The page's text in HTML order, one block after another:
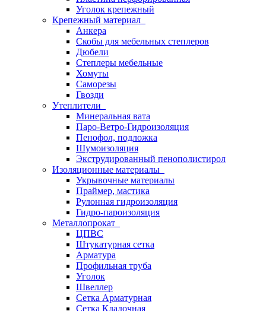
Уголок крепежный
Крепежный материал
Анкера
Скобы для мебельных степлеров
Дюбели
Степлеры мебельные
Хомуты
Саморезы
Гвозди
Утеплители
Минеральная вата
Паро-Ветро-Гидроизоляция
Пенофол, подложка
Шумоизоляция
Экструдированный пенополистирол
Изоляционные материалы
Укрывочные материалы
Праймер, мастика
Рулонная гидроизоляция
Гидро-пароизоляция
Металлопрокат
ЦПВС
Штукатурная сетка
Арматура
Профильная труба
Уголок
Швеллер
Сетка Арматурная
Сетка Кладочная